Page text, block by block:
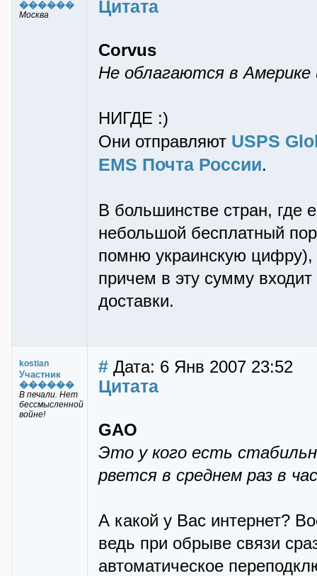
������
Москва Цитата
Corvus
Не облагаются в Америке
НИГДЕ :)
Они отправляют USPS
EMS Почта России.
В большинстве стран, где
небольшой бесплатный
помню украинскую
причем в эту сумму
доставки.
kostian
Участник
������
В печали. Нет
бессмысленной
войне!
# Дата: 6 Янв 2007 23:52
Цитата
GAO
Это у кого есть
рвется в среднем раз в
А какой у Вас интернет?
ведь при обрыве связи
автоматическое